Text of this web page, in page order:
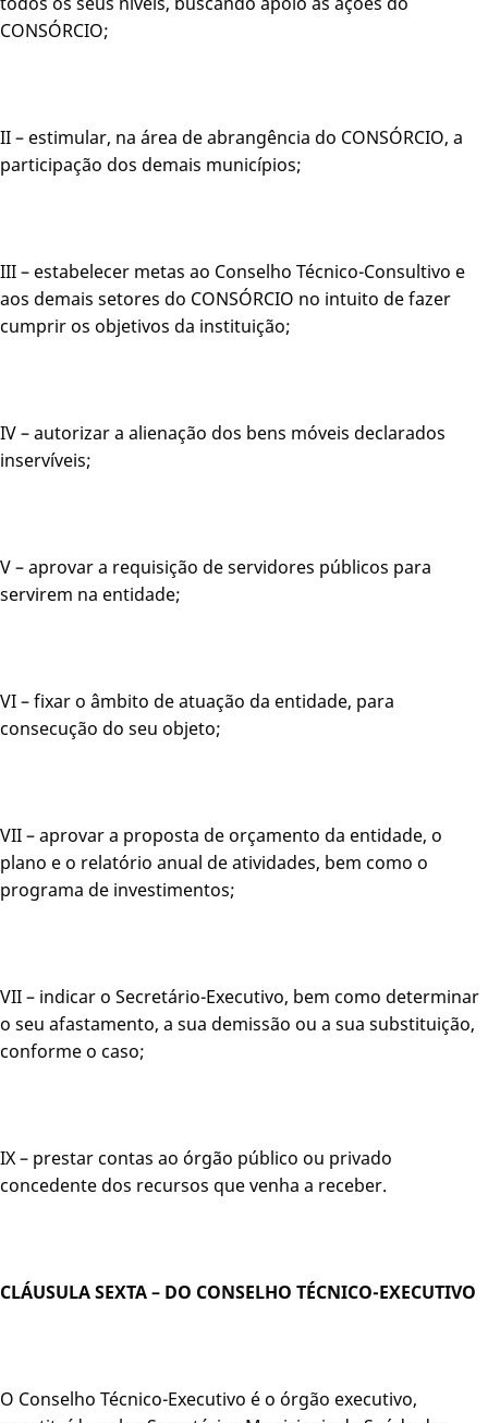
CONSÓRCIO;
II – estimular, na área de abrangência do CONSÓRCIO, a
participação dos demais municípios;
III – estabelecer metas ao Conselho Técnico-Consultivo e
aos demais setores do CONSÓRCIO no intuito de fazer
cumprir os objetivos da instituição;
IV – autorizar a alienação dos bens móveis declarados
inservíveis;
V – aprovar a requisição de servidores públicos para
servirem na entidade;
VI – fixar o âmbito de atuação da entidade, para
consecução do seu objeto;
VII – aprovar a proposta de orçamento da entidade, o
plano e o relatório anual de atividades, bem como o
programa de investimentos;
VII – indicar o Secretário-Executivo, bem como determinar
o seu afastamento, a sua demissão ou a sua substituição,
conforme o caso;
IX – prestar contas ao órgão público ou privado
concedente dos recursos que venha a receber.
CLÁUSULA SEXTA – DO CONSELHO TÉCNICO-EXECUTIVO
O Conselho Técnico-Executivo é o órgão executivo,